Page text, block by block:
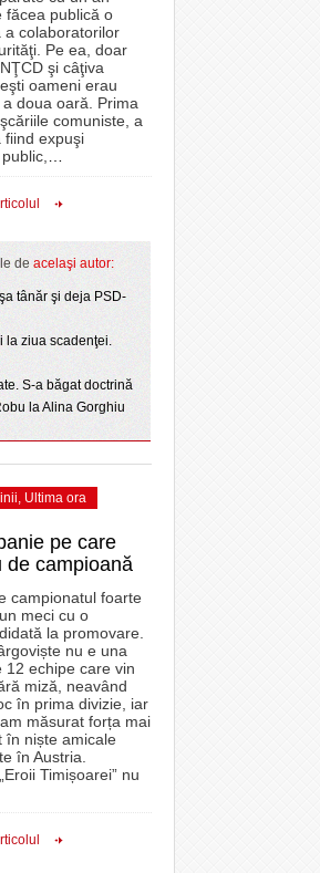
poveste a
Food Film
cadrul unui nou tur
Turism Alternativ-
proiectelor derulate de instituție din fonduri
europene/FOTO
ANAF oferă persoanelor fizice posibilitatea să
beneficieze de Declarația Unică 212
precompletată- 25 November 2025
CLIPURI VIDEO
JOCURI ONLINE
DIVERSE
FARMACII DIN
TIMIŞOARA
HARTA TIMIŞOAREI
LICEE, ŞCOLI ŞI
SFATUL MEDICULUI
făcea publică o
a colaboratorilor
Pe ea, doar
şi câţiva
oameni erau
a doua oară. Prima
comuniste, a
fiind expuşi
de acelaşi autor:
tânăr şi deja PSD-
la ziua scadenţei.
S-a băgat doctrină
la Alina Gorghiu
, Ultima ora
pe care
de campioană
campionatul foarte
meci cu o
la promovare.
nu e una
12 echipe care vin
miză, neavând
în prima divizie, iar
măsurat forța mai
în niște amicale
în Austria.
Timișoarei” nu